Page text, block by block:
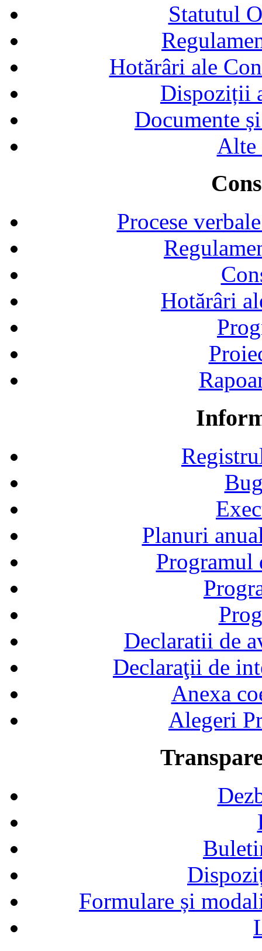
Statutul
Hotărâri ale
Dispoziții
Documente
Alte
Procese
Hotărâri
Planuri
Declaratii de
Declaraţii de
Anexa
Alegeri
Formulare și